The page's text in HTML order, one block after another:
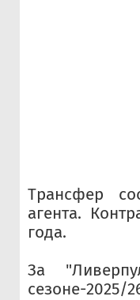
Трансфер
агента.
года.
За
сезоне-2025/